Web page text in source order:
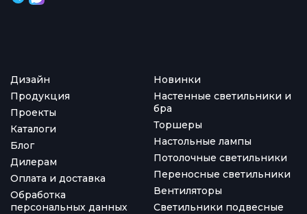
Дизайн
Продукция
Проекты
Каталоги
Блог
Дилерам
Оплата и доставка
Обработка
персональных данных
Новинки
Настенные светильники и
бра
Торшеры
Настольные лампы
Потолочные светильники
Переносные светильники
Вентиляторы
Светильники подвесные